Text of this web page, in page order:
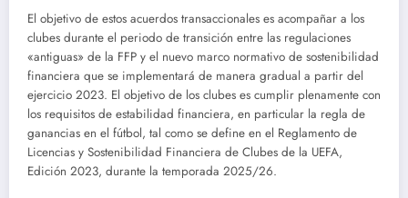
El objetivo de estos acuerdos transaccionales es acompañar a los
clubes durante el periodo de transición entre las regulaciones
«antiguas» de la FFP y el nuevo marco normativo de sostenibilidad
financiera que se implementará de manera gradual a partir del
ejercicio 2023. El objetivo de los clubes es cumplir plenamente con
los requisitos de estabilidad financiera, en particular la regla de
ganancias en el fútbol, tal como se define en el Reglamento de
Licencias y Sostenibilidad Financiera de Clubes de la UEFA,
Edición 2023, durante la temporada 2025/26.